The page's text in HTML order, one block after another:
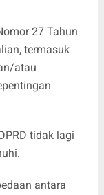
27 Tahun
termasuk
atau
tidak lagi
antara